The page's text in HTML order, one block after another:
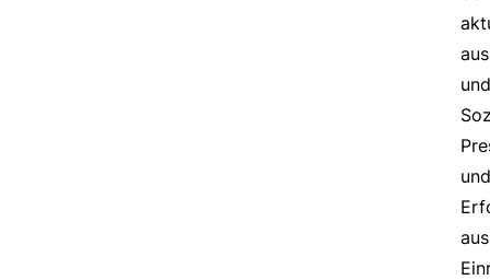
und
und